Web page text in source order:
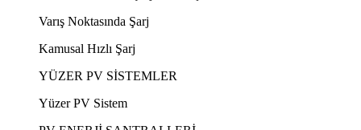
Varış Noktasında Şarj
Kamusal Hızlı Şarj
YÜZER PV SİSTEMLER
Yüzer PV Sistem